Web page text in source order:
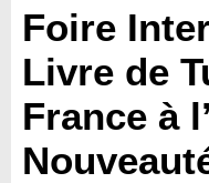
Foire
Livre de
France à